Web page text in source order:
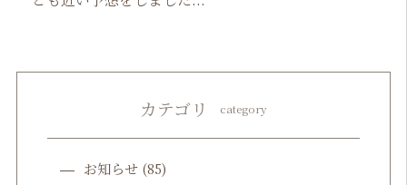
カテゴリ category
お知らせ(85)